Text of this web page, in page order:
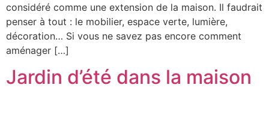
considéré comme une extension de la maison. Il faudrait
penser à tout : le mobilier, espace verte, lumière,
décoration… Si vous ne savez pas encore comment
aménager […]
Jardin d’été dans la maison